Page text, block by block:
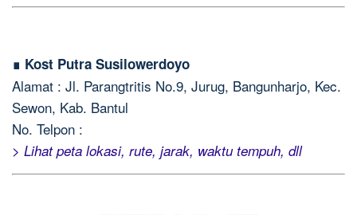
∎ Kost Putra Susilowerdoyo
Alamat : Jl. Parangtritis No.9, Jurug, Bangunharjo, Kec.
Sewon, Kab. Bantul
No. Telpon :
> Lihat peta lokasi, rute, jarak, waktu tempuh, dll